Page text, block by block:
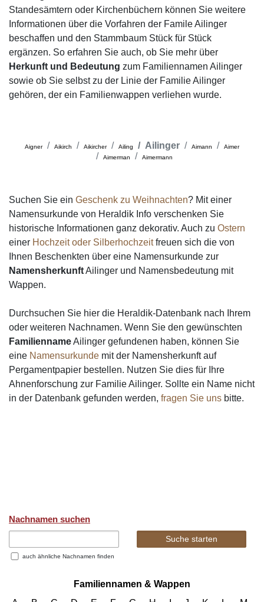
Standesämtern oder Kirchenbüchern können Sie weitere
Informationen über die Vorfahren der Famile Ailinger
beschaffen und den Stammbaum Stück für Stück
ergänzen. So erfahren Sie auch, ob Sie mehr über
Herkunft und Bedeutung zum Familiennamen Ailinger
sowie ob Sie selbst zu der Linie der Familie Ailinger
gehören, der ein Familienwappen verliehen wurde.
Aigner Aikirch Aikircher Ailing Ailinger Aimann
Aimer
Aimerman
Aimermann
Suchen Sie ein Geschenk zu Weihnachten? Mit einer
Namensurkunde von Heraldik Info verschenken Sie
historische Informationen ganz dekorativ. Auch zu Ostern
einer Hochzeit oder Silberhochzeitfreuen sich die von
Ihnen Beschenkten über eine Namensurkunde zur
NamensherkunftAilinger und Namensbedeutung mit
Wappen.
Durchsuchen Sie hier die Heraldik-Datenbank nach Ihrem
oder weiteren Nachnamen. Wenn Sie den gewünschten
FamiliennameAilinger gefundenen haben, können Sie
eine Namensurkunde mit der Namensherkunft auf
Pergamentpapier bestellen. Nutzen Sie dies für Ihre
Ahnenforschung zur Familie Ailinger. Sollte ein Name nicht
in der Datenbank gefunden werden, fragen Sie uns bitte.
Nachnamen suchen
auch ähnliche Nachnamen finden
Familiennamen & Wappen